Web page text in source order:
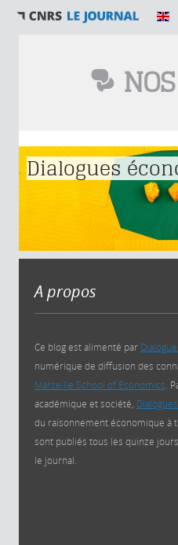
Vous êtes ici
Dialogues
A propos
Ce blog est alimenté par
numérique de diffusion des
Marseille School of Economics .
académique et société,
du raisonnement économique à
sont publiés tous les quinze
le journal.